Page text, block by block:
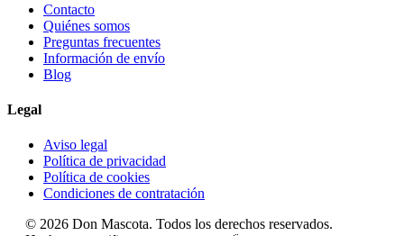
Contacto
Quiénes somos
Preguntas frecuentes
Información de envío
Blog
Legal
Aviso legal
Política de privacidad
Política de cookies
Condiciones de contratación
© 2026 Don Mascota. Todos los derechos reservados.